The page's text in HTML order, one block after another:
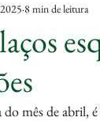
8 min de leitura
mês de abril,